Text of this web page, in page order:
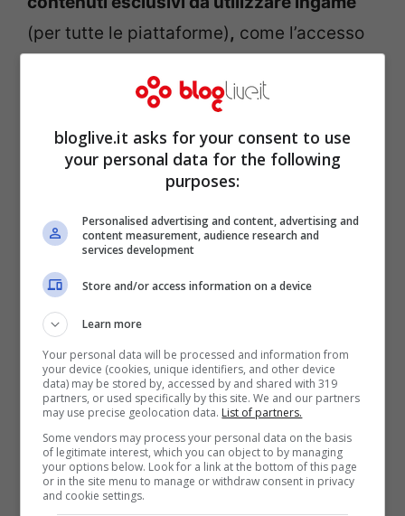
(per tutte le piattaforme), come l’accesso
aggiuntivo scaricabile, il pacchetto
cecchino, un fucile a pompa, un mitra e
una pistola N7), il pacchetto “aspetti
alternativi personaggi” contenente
completi inediti per i propri compagni di
squadra, un abbbigliamento casual per
Shepard (la felpa con cappuccio N7) e un
Mechdog.
bloglive.it asks for your consent to use
your personal data for the following
purposes:
Personalised advertising and content, advertising and
content measurement, audience research and
services development
Store and/or access information on a device
Learn more
Your personal data will be processed and information from
your device (cookies, unique identifiers, and other device
data) may be stored by, accessed by and shared with 319
partners, or used specifically by this site. We and our partners
may use precise geolocation data. List of partners.
Some vendors may process your personal data on the basis
of legitimate interest, which you can object to by managing
your options below. Look for a link at the bottom of this page
or in the site menu to manage or withdraw consent in privacy
and cookie settings.